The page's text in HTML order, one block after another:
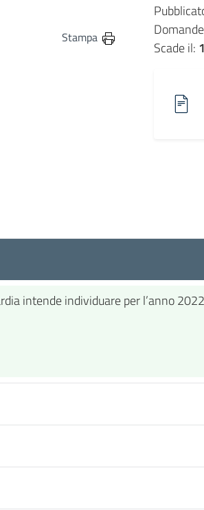
Stampa
Scade il:
intende individuare per l’anno